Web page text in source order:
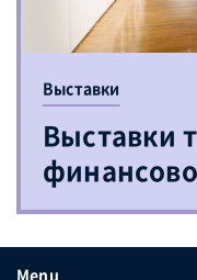
Выставки
Выставки
Menu